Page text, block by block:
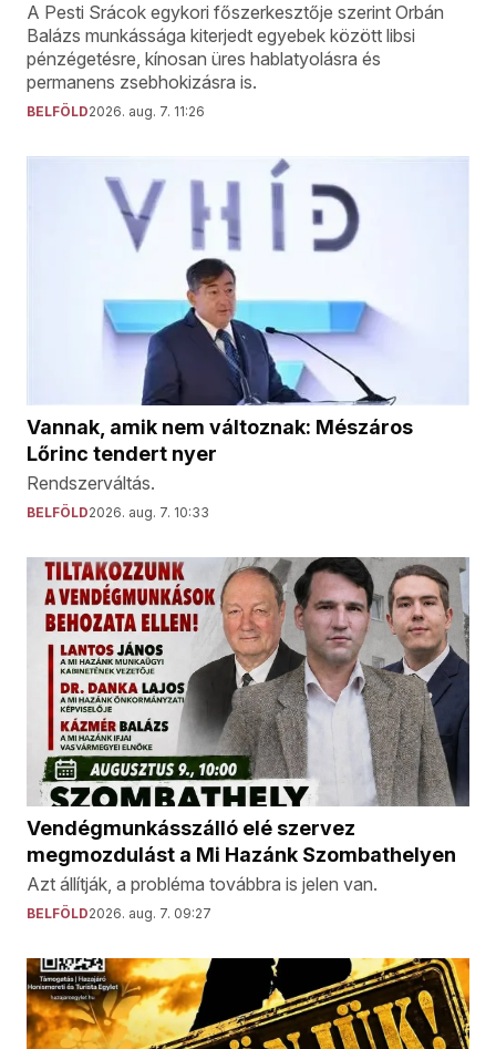
A Pesti Srácok egykori főszerkesztője szerint Orbán
Balázs munkássága kiterjedt egyebek között libsi
pénzégetésre, kínosan üres hablatyolásra és
permanens zsebhokizásra is.
BELFÖLD2026. aug. 7. 11:26
Vannak, amik nem változnak: Mészáros
Lőrinc tendert nyer
Rendszerváltás.
BELFÖLD2026. aug. 7. 10:33
Vendégmunkásszálló elé szervez
megmozdulást a Mi Hazánk Szombathelyen
Azt állítják, a probléma továbbra is jelen van.
BELFÖLD2026. aug. 7. 09:27